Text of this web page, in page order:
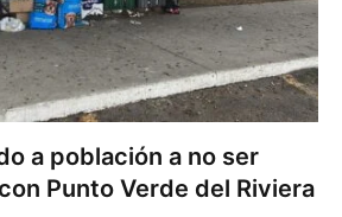
a población a no ser
Punto Verde del Riviera